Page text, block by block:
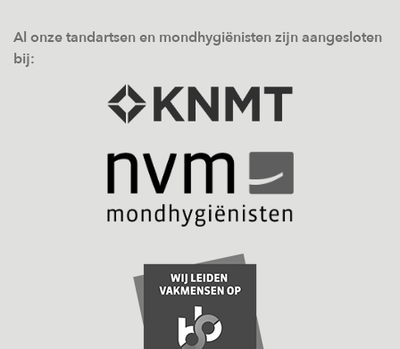
Al onze tandartsen en mondhygiënisten zijn aangesloten
bij: